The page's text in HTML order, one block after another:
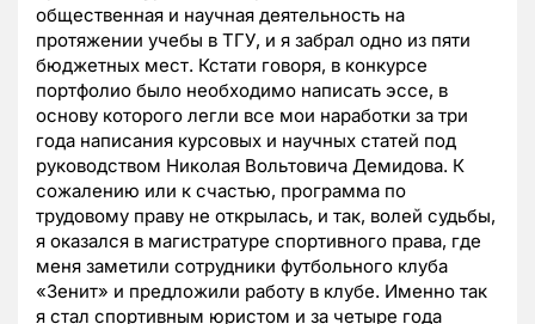
общественная и научная деятельность на
протяжении учебы в ТГУ, и я забрал одно из пяти
бюджетных мест. Кстати говоря, в конкурсе
портфолио было необходимо написать эссе, в
основу которого легли все мои наработки за три
года написания курсовых и научных статей под
руководством Николая Вольтовича Демидова. К
сожалению или к счастью, программа по
трудовому праву не открылась, и так, волей судьбы,
я оказался в магистратуре спортивного права, где
меня заметили сотрудники футбольного клуба
«Зенит» и предложили работу в клубе. Именно так
я стал спортивным юристом и за четыре года